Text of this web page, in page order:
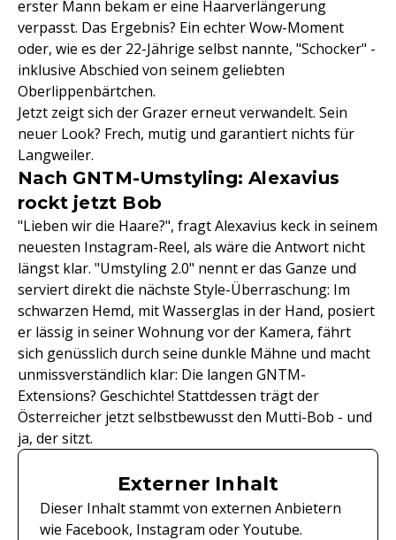
erster Mann bekam er eine Haarverlängerung
verpasst. Das Ergebnis? Ein echter Wow-Moment
oder, wie es der 22-Jährige selbst nannte, "Schocker" -
inklusive Abschied von seinem geliebten
Oberlippenbärtchen.
Jetzt zeigt sich der Grazer erneut verwandelt. Sein
neuer Look? Frech, mutig und garantiert nichts für
Langweiler.
Nach GNTM-Umstyling: Alexavius
rockt jetzt Bob
"Lieben wir die Haare?", fragt Alexavius keck in seinem
neuesten Instagram-Reel, als wäre die Antwort nicht
längst klar. "Umstyling 2.0" nennt er das Ganze und
serviert direkt die nächste Style-Überraschung: Im
schwarzen Hemd, mit Wasserglas in der Hand, posiert
er lässig in seiner Wohnung vor der Kamera, fährt
sich genüsslich durch seine dunkle Mähne und macht
unmissverständlich klar: Die langen GNTM-
Extensions? Geschichte! Stattdessen trägt der
Österreicher jetzt selbstbewusst den Mutti-Bob - und
ja, der sitzt.
Externer Inhalt
Dieser Inhalt stammt von externen Anbietern
wie Facebook, Instagram oder Youtube.